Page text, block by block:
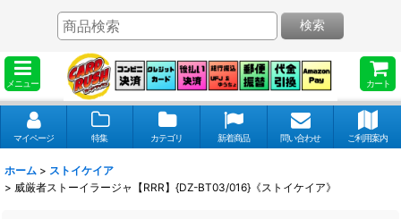
メニュー カート
検索
マイページ 特集 カテゴリ 新着商品 問い合わせ ご利用案内
ホーム > ストイケイア
> 威厳者ストーイラージャ【RRR】{DZ-BT03/016}《ストイケイア》